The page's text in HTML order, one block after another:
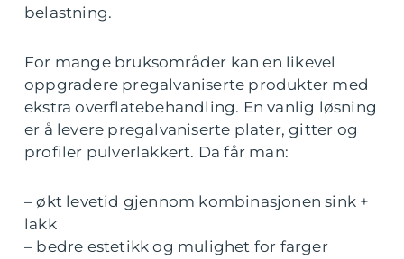
belastning.
For mange bruksområder kan en likevel
oppgradere pregalvaniserte produkter med
ekstra overflatebehandling. En vanlig løsning
er å levere pregalvaniserte plater, gitter og
profiler pulverlakkert. Da får man:
– økt levetid gjennom kombinasjonen sink +
lakk
– bedre estetikk og mulighet for farger